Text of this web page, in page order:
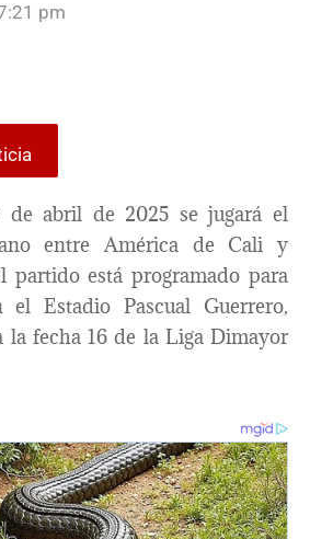
pm
de abril de 2025 se jugará el
entre América de Cali y
partido está programado para
Estadio Pascual Guerrero,
la fecha 16 de la Liga Dimayor